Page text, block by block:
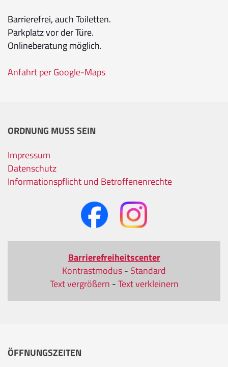
Barrierefrei, auch Toiletten.
Parkplatz vor der Türe.
Onlineberatung möglich.
Anfahrt per Google-Maps
ORDNUNG MUSS SEIN
Impressum
Datenschutz
Informationspflicht und Betroffenenrechte
Barrierefreiheitscenter
Kontrastmodus- Standard
Text vergrößern -Text verkleinern
ÖFFNUNGSZEITEN